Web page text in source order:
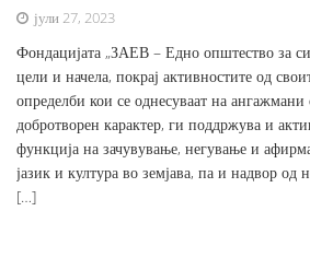
јули 27, 2023
Фондацијата „ЗАЕВ – Едно општество за
цели и начела, покрај активностите од
определби кои се однесуваат на
добротворен карактер, ги поддржува и
функција на зачувување, негување и
јазик и култура во земјава, па и надвор од
[…]